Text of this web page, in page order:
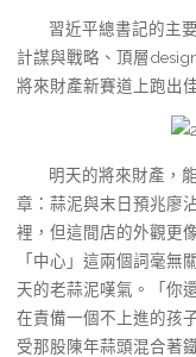
習近平總書記的主
計謀與戰略、頂層
將來財產新賽道上跑出
明天的將來財產，
章：蒜泥與末日預兆廖
裡，但這間店的外觀更
「中心」這兩個詞毫無
天的老蒜泥嘆氣。「你
在責備一個不上進的孩
受那股陳年蒜頭混合著